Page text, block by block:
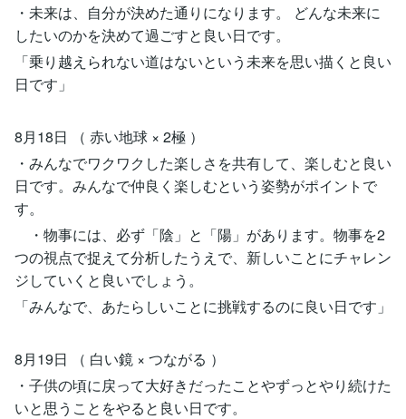
・未来は、自分が決めた通りになります。 どんな未来に
したいのかを決めて過ごすと良い日です。
「乗り越えられない道はないという未来を思い描くと良い
日です」
8月18日 （ 赤い地球 × 2極 ）
・みんなでワクワクした楽しさを共有して、楽しむと良い
日です。みんなで仲良く楽しむという姿勢がポイントで
す。
・物事には、必ず「陰」と「陽」があります。物事を2
つの視点で捉えて分析したうえで、新しいことにチャレン
ジしていくと良いでしょう。
「みんなで、あたらしいことに挑戦するのに良い日です」
8月19日 （ 白い鏡 × つながる ）
・子供の頃に戻って大好きだったことやずっとやり続けた
いと思うことをやると良い日です。